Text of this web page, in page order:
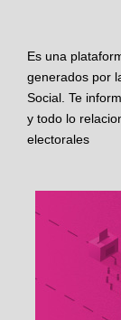
Es una
generados por
Social. Te
y todo lo
electorales